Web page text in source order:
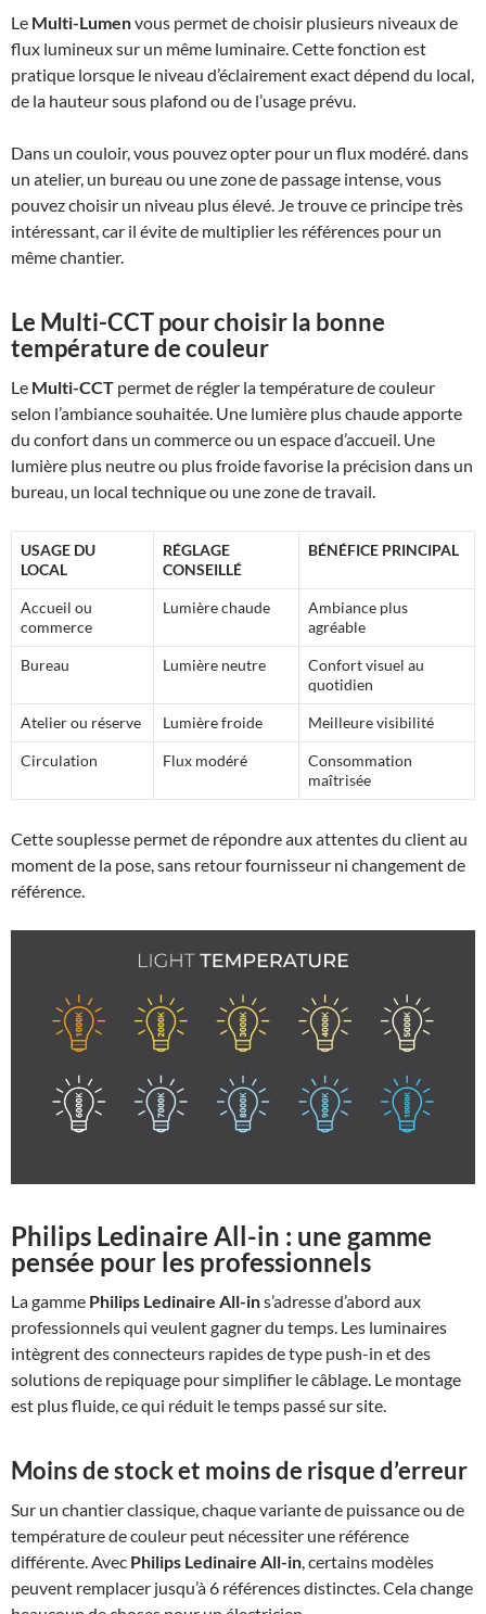
Le Multi-Lumenvous permet de choisir plusieurs niveaux de
flux lumineux sur un même luminaire. Cette fonction est
pratique lorsque le niveau d’éclairement exact dépend du local,
de la hauteur sous plafond ou de l’usage prévu.
Dans un couloir, vous pouvez opter pour un flux modéré. dans
un atelier, un bureau ou une zone de passage intense, vous
pouvez choisir un niveau plus élevé. Je trouve ce principe très
intéressant, car il évite de multiplier les références pour un
même chantier.
Le Multi-CCTpour choisir la bonne
température de couleur
Le Multi-CCT permet de régler la température de couleur
selon l’ambiance souhaitée. Une lumière plus chaude apporte
du confort dans un commerce ou un espace d’accueil. Une
lumière plus neutre ou plus froide favorise la précision dans un
bureau, un local technique ou une zone de travail.
USAGE DU
LOCAL
RÉGLAGE
CONSEILLÉ
BÉNÉFICE PRINCIPAL
Accueil ou
commerce
Lumière chaude
Ambiance plus
agréable
Bureau Lumière neutre
Confort visuel au
quotidien
Atelier ou réserve Lumière froide Meilleure visibilité
Circulation Flux modéré
Consommation
maîtrisée
Cette souplesse permet de répondre aux attentes du client au
moment de la pose, sans retour fournisseur ni changement de
référence.
Philips Ledinaire All-in : une gamme
pensée pour les professionnels
La gamme Philips Ledinaire All-ins’adresse d’abord aux
professionnels qui veulent gagner du temps. Les luminaires
intègrent des connecteurs rapides de type push-in et des
solutions de repiquage pour simplifier le câblage. Le montage
est plus fluide, ce qui réduit le temps passé sur site.
Moins de stock et moins de risque d’erreur
Sur un chantier classique, chaque variante de puissance ou de
température de couleur peut nécessiter une référence
différente. Avec Philips Ledinaire All-in, certains modèles
peuvent remplacer jusqu’à 6 références distinctes. Cela change